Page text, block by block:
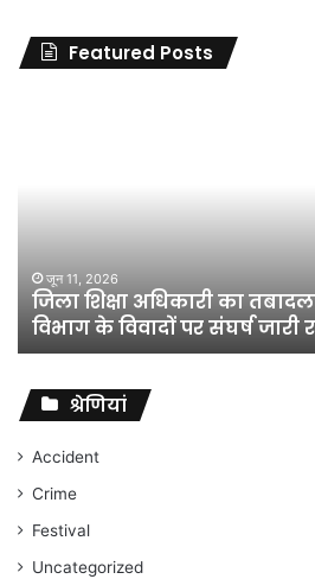
Featured Posts
शिक्षा
विभाग
विवादों
संघर्ष
जारी
रहेगा
अंकित
गौरहा
जून 11, 2026
जिला शिक्षा अधिकारी का
विभाग के विवादों पर संघर्ष जारी
श्रेणियां
Accident
Crime
Festival
Uncategorized